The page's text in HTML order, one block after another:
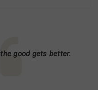
good gets better.